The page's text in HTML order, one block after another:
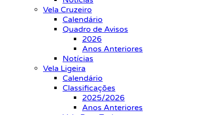
Vela Cruzeiro
Calendário
Quadro de Avisos
2026
Anos Anteriores
Notícias
Vela Ligeira
Calendário
Classificações
2025/2026
Anos Anteriores